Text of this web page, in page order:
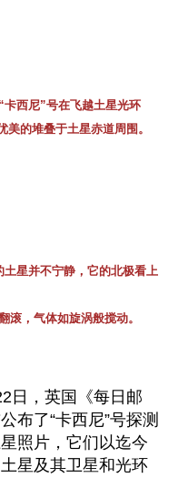
西尼”号在飞越土星光环
美的堆叠于土星赤道周围。
星并不宁静，它的北极看上
滚，气体如旋涡般搅动。
日，英国《每日邮
布了“卡西尼”号探测
照片，它们以迄今
星及其卫星和光环